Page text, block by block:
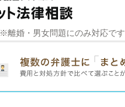
※離婚・男女問題にのみ対応です